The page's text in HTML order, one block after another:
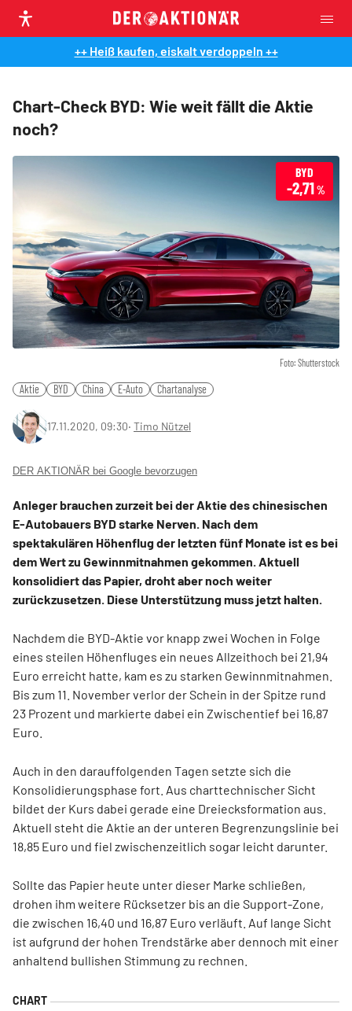
++ Heiß kaufen, eiskalt verdoppeln ++
Chart-Check BYD: Wie weit fällt die Aktie
noch?
Foto: Shutterstock
BYD
-2,71%
Aktie BYD China E-Auto Chartanalyse
17.11.2020, 09:30‧ Timo Nützel
DER AKTIONÄR bei Google bevorzugen
Anleger brauchen zurzeit bei der Aktie des chinesischen
E-Autobauers BYD starke Nerven. Nach dem
spektakulären Höhenflug der letzten fünf Monate ist es bei
dem Wert zu Gewinnmitnahmen gekommen. Aktuell
konsolidiert das Papier, droht aber noch weiter
zurückzusetzen. Diese Unterstützung muss jetzt halten.
Nachdem die BYD-Aktie vor knapp zwei Wochen in Folge
eines steilen Höhenfluges ein neues Allzeithoch bei 21,94
Euro erreicht hatte, kam es zu starken Gewinnmitnahmen.
Bis zum 11. November verlor der Schein in der Spitze rund
23 Prozent und markierte dabei ein Zwischentief bei 16,87
Euro.
Auch in den darauffolgenden Tagen setzte sich die
Konsolidierungsphase fort. Aus charttechnischer Sicht
bildet der Kurs dabei gerade eine Dreiecksformation aus.
Aktuell steht die Aktie an der unteren Begrenzungslinie bei
18,85 Euro und fiel zwischenzeitlich sogar leicht darunter.
Sollte das Papier heute unter dieser Marke schließen,
drohen ihm weitere Rücksetzer bis an die Support-Zone,
die zwischen 16,40 und 16,87 Euro verläuft. Auf lange Sicht
ist aufgrund der hohen Trendstärke aber dennoch mit einer
anhaltend bullishen Stimmung zu rechnen.